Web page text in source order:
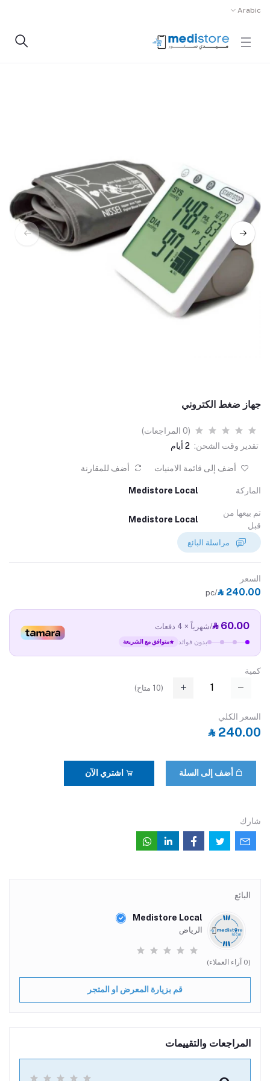
Arabic
جهاز ضغط الكتروني
(0 المراجعات)
تقدير وقت الشحن: 2 أيام
أضف إلى قائمة الامنيات أضف للمقارنة
الماركة Medistore Local
تم بيعها من
قبل
Medistore Local
السعر
‎⃁ 240.00
/pc
‎⃁ 60.00/شهرياً × 4 دفعات
بدون فوائد متوافق مع الشريعة
كمية
(
10 متاح)
السعر الكلي
‎⃁ 240.00
أضف إلى السلة اشتري الآن
شارك
البائع
Medistore Local
الرياض
(0 آراء العملاء)
قم بزيارة المعرض او المتجر
المراجعات والتقييمات